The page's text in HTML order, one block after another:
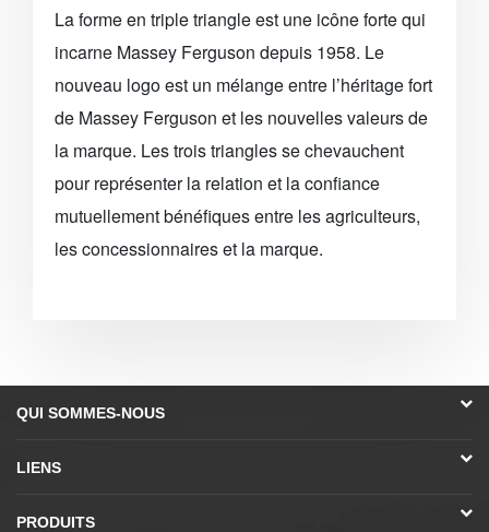
La forme en triple triangle est une icône forte qui
incarne Massey Ferguson depuis 1958. Le
nouveau logo est un mélange entre l’héritage fort
de Massey Ferguson et les nouvelles valeurs de
la marque. Les trois triangles se chevauchent
pour représenter la relation et la confiance
mutuellement bénéfiques entre les agriculteurs,
les concessionnaires et la marque.
QUI SOMMES-NOUS
LIENS
PRODUITS